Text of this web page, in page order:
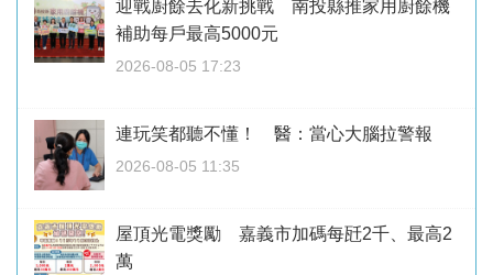
迎戰廚餘去化新挑戰 南投縣推家用廚餘機
補助每戶最高5000元
2026-08-05 17:23
連玩笑都聽不懂！ 醫：當心大腦拉警報
2026-08-05 11:35
屋頂光電獎勵 嘉義市加碼每瓩2千、最高2
萬